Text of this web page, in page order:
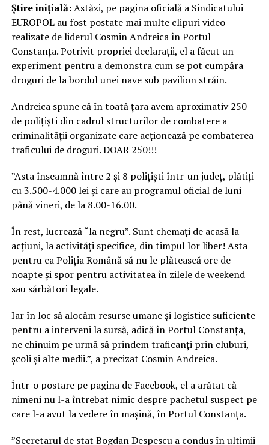
Știre inițială:Astăzi, pe pagina oficială a Sindicatului
EUROPOL au fost postate mai multe clipuri video
realizate de liderul Cosmin Andreica în Portul
Constanța. Potrivit propriei declarații, el a făcut un
experiment pentru a demonstra cum se pot cumpăra
droguri de la bordul unei nave sub pavilion străin.
Andreica spune că în toată țara avem aproximativ 250
de polițiști din cadrul structurilor de combatere a
criminalității organizate care acționează pe combaterea
traficului de droguri. DOAR 250!!!
”Asta înseamnă între 2 și 8 polițiști într-un județ, plătiți
cu 3.500-4.000 lei și care au programul oficial de luni
până vineri, de la 8.00-16.00.
În rest, lucrează “la negru”. Sunt chemați de acasă la
acțiuni, la activități specifice, din timpul lor liber! Asta
pentru ca Poliția Română să nu le plătească ore de
noapte și spor pentru activitatea în zilele de weekend
sau sărbători legale.
Iar în loc să alocăm resurse umane și logistice suficiente
pentru a interveni la sursă, adică în Portul Constanța,
ne chinuim pe urmă să prindem traficanți prin cluburi,
școli și alte medii.”, a precizat Cosmin Andreica.
Într-o postare pe pagina de Facebook, el a arătat că
nimeni nu l-a întrebat nimic despre pachetul suspect pe
care l-a avut la vedere în mașină, în Portul Constanța.
”Secretarul de stat Bogdan Despescu a condus în ultimii